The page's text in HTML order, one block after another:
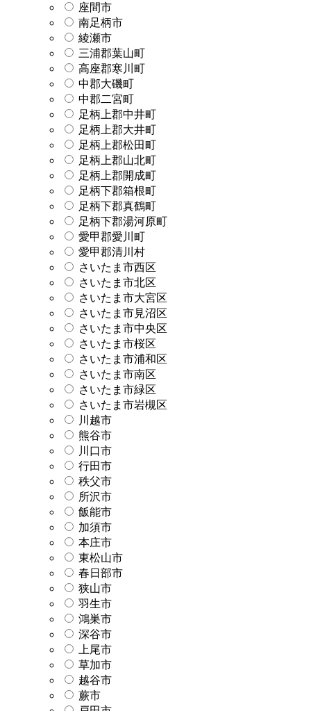
座間市
南足柄市
綾瀬市
三浦郡葉山町
高座郡寒川町
中郡大磯町
中郡二宮町
足柄上郡中井町
足柄上郡大井町
足柄上郡松田町
足柄上郡山北町
足柄上郡開成町
足柄下郡箱根町
足柄下郡真鶴町
足柄下郡湯河原町
愛甲郡愛川町
愛甲郡清川村
さいたま市西区
さいたま市北区
さいたま市大宮区
さいたま市見沼区
さいたま市中央区
さいたま市桜区
さいたま市浦和区
さいたま市南区
さいたま市緑区
さいたま市岩槻区
川越市
熊谷市
川口市
行田市
秩父市
所沢市
飯能市
加須市
本庄市
東松山市
春日部市
狭山市
羽生市
鴻巣市
深谷市
上尾市
草加市
越谷市
蕨市